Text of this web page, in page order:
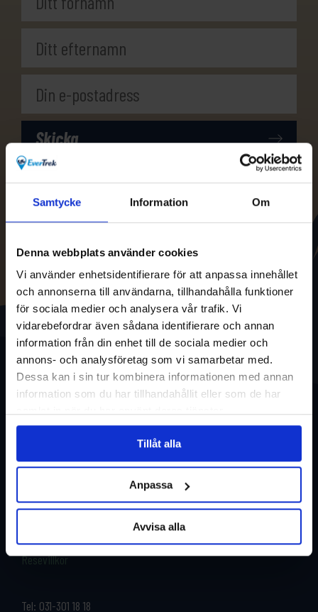
Samtycke Information Om
Denna webbplats använder cookies
Vi använder enhetsidentifierare för att anpassa innehållet
och annonserna till användarna, tillhandahålla funktioner
för sociala medier och analysera vår trafik. Vi
vidarebefordrar även sådana identifierare och annan
information från din enhet till de sociala medier och
annons- och analysföretag som vi samarbetar med.
Dessa kan i sin tur kombinera informationen med annan
information som du har tillhandahållit eller som de har
Tillåt alla
Anpassa
Avvisa alla
Tel: 031-301 18 18
Restyper
Om oss
Resevillkor
Boka och res tryggt med
EverTrek
Grupp & Konferens
Kontakta oss